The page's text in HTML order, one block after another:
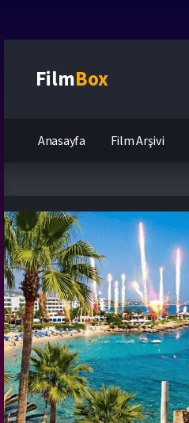
FilmBox
Anasayfa Film Arşivi